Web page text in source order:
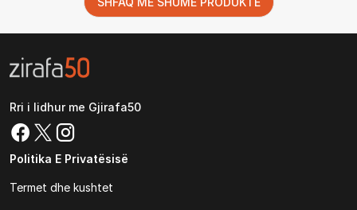
Rri i lidhur me Gjirafa50
Politika E Privatësisë
Termet dhe kushtet